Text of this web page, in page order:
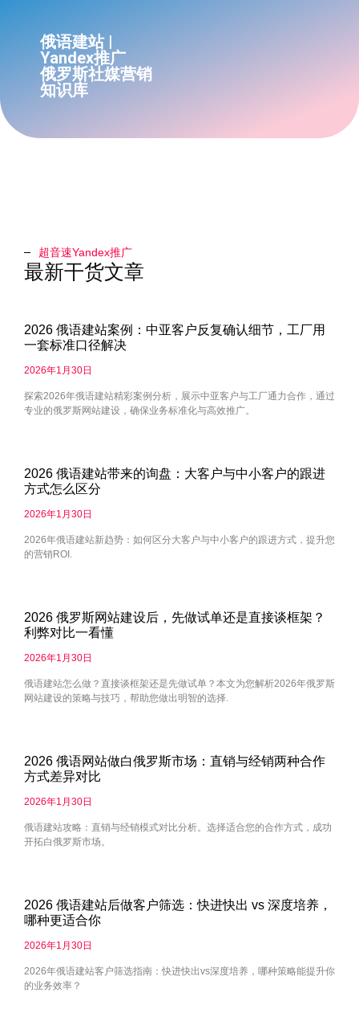
俄语建站 |
Yandex推广
俄罗斯社媒营销
知识库
超音速Yandex推广​
最新干货文章
2026 俄语建站案例：中亚客户反复确认细节，工厂用
一套标准口径解决
2026年1月30日
探索2026年俄语建站精彩案例分析，展示中亚客户与工厂通力合作，通过
专业的俄罗斯网站建设，确保业务标准化与高效推广。
2026 俄语建站带来的询盘：大客户与中小客户的跟进
方式怎么区分
2026年1月30日
2026年俄语建站新趋势：如何区分大客户与中小客户的跟进方式，提升您
的营销ROI.
2026 俄罗斯网站建设后，先做试单还是直接谈框架？
利弊对比一看懂
2026年1月30日
俄语建站怎么做？直接谈框架还是先做试单？本文为您解析2026年俄罗斯
网站建设的策略与技巧，帮助您做出明智的选择.
2026 俄语网站做白俄罗斯市场：直销与经销两种合作
方式差异对比
2026年1月30日
俄语建站攻略：直销与经销模式对比分析。选择适合您的合作方式，成功
开拓白俄罗斯市场。
2026 俄语建站后做客户筛选：快进快出 vs 深度培养，
哪种更适合你
2026年1月30日
2026年俄语建站客户筛选指南：快进快出vs深度培养，哪种策略能提升你
的业务效率？